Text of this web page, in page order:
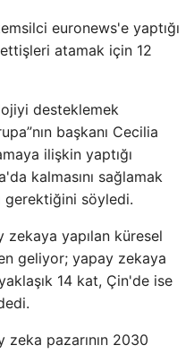
euronews'e yaptığı
atamak için 12
desteklemek
başkanı Cecilia
ilişkin yaptığı
kalmasını sağlamak
gerektiğini söyledi.
zekaya yapılan küresel
geliyor; yapay zekaya
14 kat, Çin'de ise
pazarının 2030